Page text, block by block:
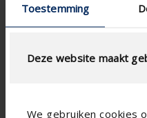
Toestemming
Deze website maakt
We gebruiken cookies
Technical
Physical Free Passage (%)